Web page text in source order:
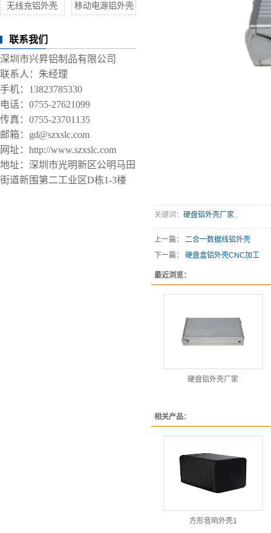
无线充铝外壳 移动电源铝外壳
联系我们
深圳市兴昇铝制品有限公司
联系人：朱经理
手机：13823785330
电话：0755-27621099
传真：0755-23701135
邮箱：gd@szxslc.com
网址：http://www.szxslc.com
地址：深圳市光明新区公明马田
街道新围第二工业区D栋1-3楼
关键词： 硬盘铝外壳厂家,,
上一篇： 二合一数据线铝外壳
下一篇： 硬盘盒铝外壳CNC加工
最近浏览：
硬盘铝外壳厂家
相关产品：
方形音响外壳1